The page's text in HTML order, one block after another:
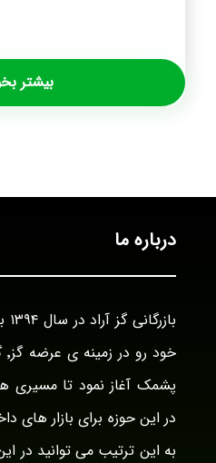
بیشتر
درباره ما
پشمک آغاز نمود تا مسیری
در این حوزه برای بازار های
به این ترتیب می توانید در